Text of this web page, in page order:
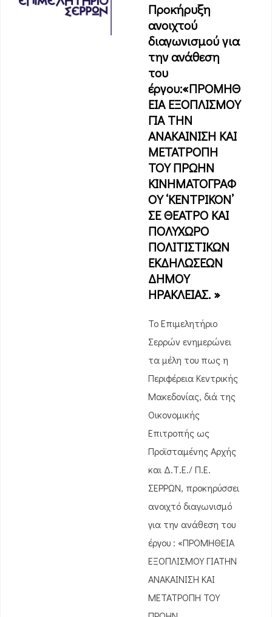
Προκήρυξη
ανοιχτού
διαγωνισμού για
την ανάθεση
του
έργου:«ΠΡΟΜΗΘ
ΕΙΑ ΕΞΟΠΛΙΣΜΟΥ
ΓΙΑ ΤΗΝ
ΑΝΑΚΑΙΝΙΣΗ ΚΑΙ
ΜΕΤΑΤΡΟΠΗ
ΤΟΥ ΠΡΩΗΝ
ΚΙΝΗΜΑΤΟΓΡΑΦ
ΟΥ ‘ΚΕΝΤΡΙΚΟΝ’
ΣΕ ΘΕΑΤΡΟ ΚΑΙ
ΠΟΛΥΧΩΡΟ
ΠΟΛΙΤΙΣΤΙΚΩΝ
ΕΚΔΗΛΩΣΕΩΝ
ΔΗΜΟΥ
ΗΡΑΚΛΕΙΑΣ. »
Το Επιμελητήριο
Σερρών ενημερώνει
τα μέλη του πως η
Περιφέρεια Κεντρικής
Μακεδονίας, διά της
Οικονομικής
Επιτροπής ως
Προϊσταμένης Αρχής
και Δ.Τ.Ε./ Π.Ε.
ΣΕΡΡΩΝ, προκηρύσσει
ανοιχτό διαγωνισμό
για την ανάθεση του
έργου : «ΠΡΟΜΗΘΕΙΑ
ΕΞΟΠΛΙΣΜΟΥ ΓΙΑΤΗΝ
ΑΝΑΚΑΙΝΙΣΗ ΚΑΙ
ΜΕΤΑΤΡΟΠΗ ΤΟΥ